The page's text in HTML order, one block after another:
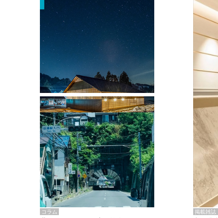
掲載雑誌
掲載雑誌・書籍
『街歩き研修「アールデコとモダニズ
ム、和風バロック」』のレポート記事が
掲載
コラム